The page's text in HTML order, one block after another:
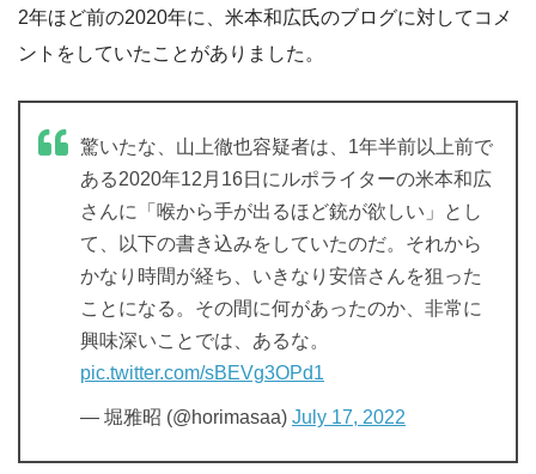
2年ほど前の2020年に、米本和広氏のブログに対してコメ
ントをしていたことがありました。
驚いたな、山上徹也容疑者は、1年半前以上前で
ある2020年12月16日にルポライターの米本和広
さんに「喉から手が出るほど銃が欲しい」とし
て、以下の書き込みをしていたのだ。それから
かなり時間が経ち、いきなり安倍さんを狙った
ことになる。その間に何があったのか、非常に
興味深いことでは、あるな。
pic.twitter.com/sBEVg3OPd1
— 堀雅昭 (@horimasaa) July 17, 2022